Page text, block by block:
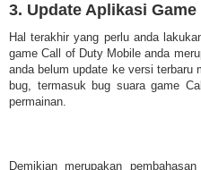
3. Update Aplikasi Game
Hal terakhir yang perlu anda
game Call of Duty Mobile anda
anda belum update ke versi terbaru
bug, termasuk bug suara game
permainan.
Demikian merupakan